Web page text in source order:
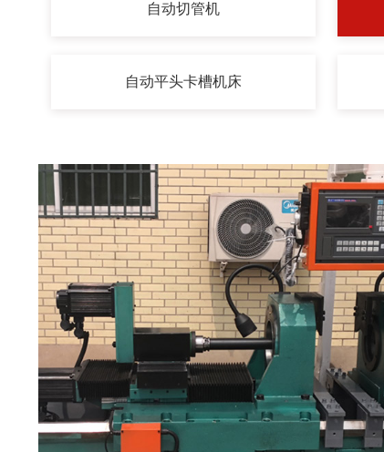
自动切管机
自动平头卡槽机床